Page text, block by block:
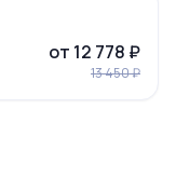
от 12 778 ₽
13 450 ₽